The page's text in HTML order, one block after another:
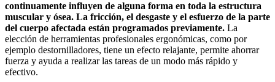
continuamente influyen de alguna forma en toda la estructura
muscular y ósea. La fricción, el desgaste y el esfuerzo de la parte
del cuerpo afectada están programados previamente. La
elección de herramientas profesionales ergonómicas, como por
ejemplo destornilladores, tiene un efecto relajante, permite ahorrar
fuerza y ayuda a realizar las tareas de un modo más rápido y
efectivo.